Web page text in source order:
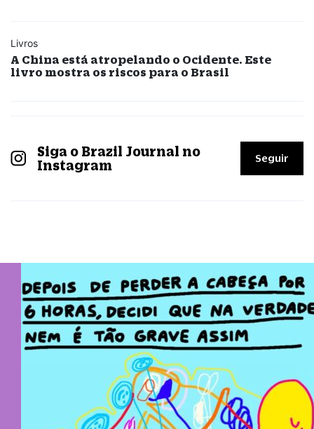
Livros
A China está atropelando o Ocidente. Este
livro mostra os riscos para o Brasil
Siga o Brazil Journal no
Instagram
Seguir